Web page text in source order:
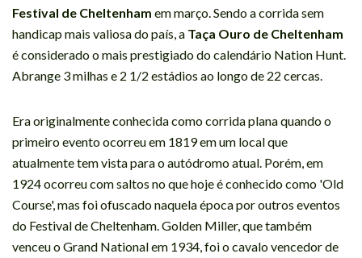
Festival de Cheltenham em março. Sendo a corrida sem
handicap mais valiosa do país, a Taça Ouro de Cheltenham
é considerado o mais prestigiado do calendário Nation Hunt.
Abrange 3 milhas e 2 1/2 estádios ao longo de 22 cercas.
Era originalmente conhecida como corrida plana quando o
primeiro evento ocorreu em 1819 em um local que
atualmente tem vista para o autódromo atual. Porém, em
1924 ocorreu com saltos no que hoje é conhecido como 'Old
Course', mas foi ofuscado naquela época por outros eventos
do Festival de Cheltenham. Golden Miller, que também
venceu o Grand National em 1934, foi o cavalo vencedor de